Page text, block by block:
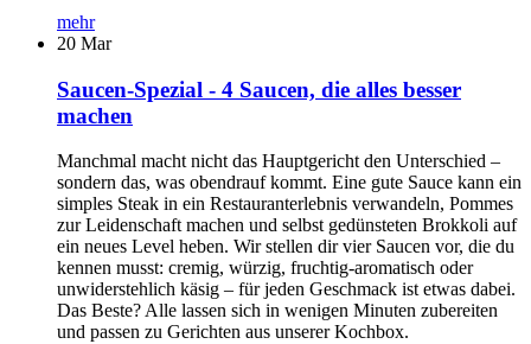
mehr
20 Mar
Saucen-Spezial - 4 Saucen, die alles besser
machen
Manchmal macht nicht das Hauptgericht den Unterschied –
sondern das, was obendrauf kommt. Eine gute Sauce kann ein
simples Steak in ein Restauranterlebnis verwandeln, Pommes
zur Leidenschaft machen und selbst gedünsteten Brokkoli auf
ein neues Level heben. Wir stellen dir vier Saucen vor, die du
kennen musst: cremig, würzig, fruchtig-aromatisch oder
unwiderstehlich käsig – für jeden Geschmack ist etwas dabei.
Das Beste? Alle lassen sich in wenigen Minuten zubereiten
und passen zu Gerichten aus unserer Kochbox.